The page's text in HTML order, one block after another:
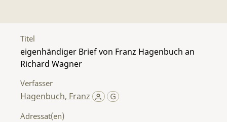
Titel
eigenhändiger Brief von Franz Hagenbuch an
Richard Wagner
Verfasser
Hagenbuch, Franz
Adressat(en)